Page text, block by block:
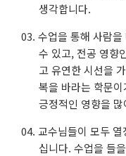
생각합니다.
수업을 통해 사람
수 있고, 전공 영향
고 유연한 시선을
복을 바라는 학문
긍정적인 영향을
교수님들이 모두
십니다. 수업을 들